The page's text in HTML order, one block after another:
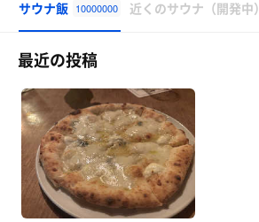
サウナ飯 10000000 近くのサウナ（開発中）
最近の投稿